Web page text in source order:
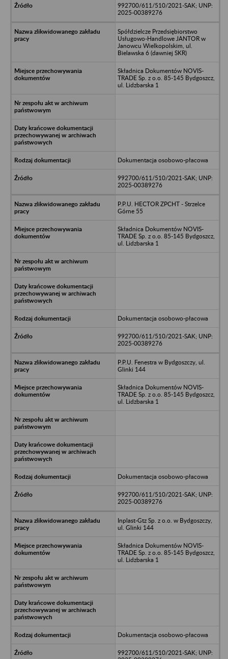
992700/611/510/2021-SAK; UNP:
2025-00389276
Spółdzielcze Przedsiębiorstwo
Usługowo-Handlowe JANTOR w
Janowcu Wielkopolskim, ul.
Bielawska 6 (dawniej SKR)
Składnica Dokumentów NOVIS-
TRADE Sp. z o.o. 85-145 Bydgoszcz,
ul. Lidzbarska 1
Dokumentacja osobowo-płacowa
992700/611/510/2021-SAK; UNP:
2025-00389276
P.P.U. HECTOR ZPCHT - Strzelce
Górne 55
Składnica Dokumentów NOVIS-
TRADE Sp. z o.o. 85-145 Bydgoszcz,
ul. Lidzbarska 1
Dokumentacja osobowo-płacowa
992700/611/510/2021-SAK; UNP:
2025-00389276
P.P.U. Fenestra w Bydgoszczy, ul.
Glinki 144
Składnica Dokumentów NOVIS-
TRADE Sp. z o.o. 85-145 Bydgoszcz,
ul. Lidzbarska 1
Dokumentacja osobowo-płacowa
992700/611/510/2021-SAK; UNP:
2025-00389276
Inplast-Gtz Sp. z o.o. w Bydgoszczy,
ul. Glinki 144
Składnica Dokumentów NOVIS-
TRADE Sp. z o.o. 85-145 Bydgoszcz,
ul. Lidzbarska 1
Dokumentacja osobowo-płacowa
992700/611/510/2021-SAK; UNP: